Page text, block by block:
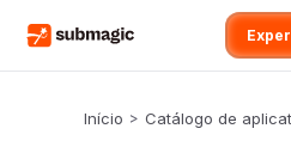
Início > Catálogo de